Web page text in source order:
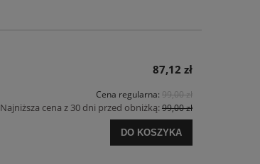
87,12 zł
Cena regularna: 99,00 zł
Najniższa cena z 30 dni przed obniżką:99,00 zł
DO KOSZYKA